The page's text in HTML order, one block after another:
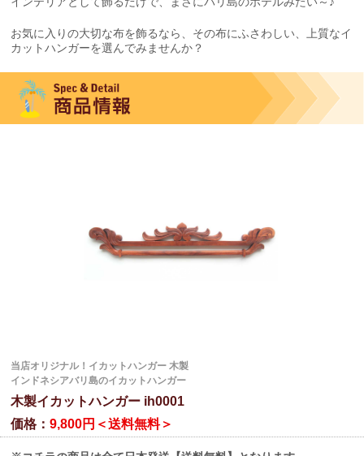
お気に入りの大切な布を飾るなら、その布にふさわしい、上質なイ
カットハンガーを選んでみませんか？
当店オリジナル！イカットハンガー 木製
インドネシアバリ島のイカットハンガー
木製イカットハンガー ih0001
価格：9,800円＜送料無料＞